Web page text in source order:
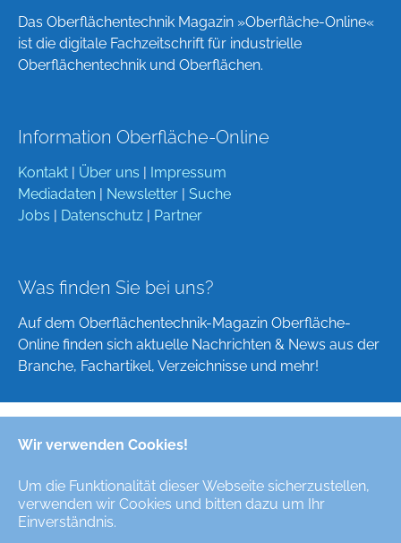
Wir verwenden Cookies!
Um die Funktionalität dieser Webseite sicherzustellen,
verwenden wir Cookies und bitten dazu um Ihr
Einverständnis.
Das Oberflächentechnik Magazin »Oberfläche-Online«
ist die digitale Fachzeitschrift für industrielle
Oberflächentechnik und Oberflächen.
Information Oberfläche-Online
Kontakt Über uns
Impressum
Mediadaten
Newsletter
Suche
Jobs
Datenschutz Partner
Was finden Sie bei uns?
Auf dem Oberflächentechnik-Magazin Oberfläche-
Online finden sich aktuelle Nachrichten & News aus der
Branche, Fachartikel, Verzeichnisse und mehr!
Deutsch
Alle Rechte/All Rights Reserved © Oberfläche-Online,
das digitale Oberflächentechnik-Magazin / the digital